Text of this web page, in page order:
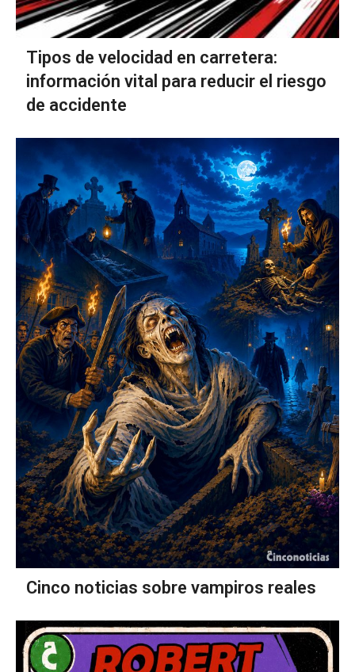
Tipos de velocidad en carretera:
información vital para reducir el riesgo
de accidente
Cinco noticias sobre vampiros reales